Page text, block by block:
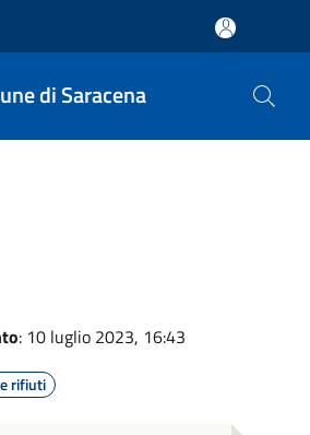
di Saracena
: 10 luglio 2023, 16:43
rifiuti